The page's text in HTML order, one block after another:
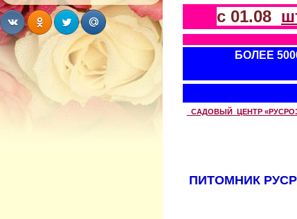
Share Share Share Share
с 01.08
БОЛЕЕ
САДОВЫЙ ЦЕНТР
ПИТОМНИК